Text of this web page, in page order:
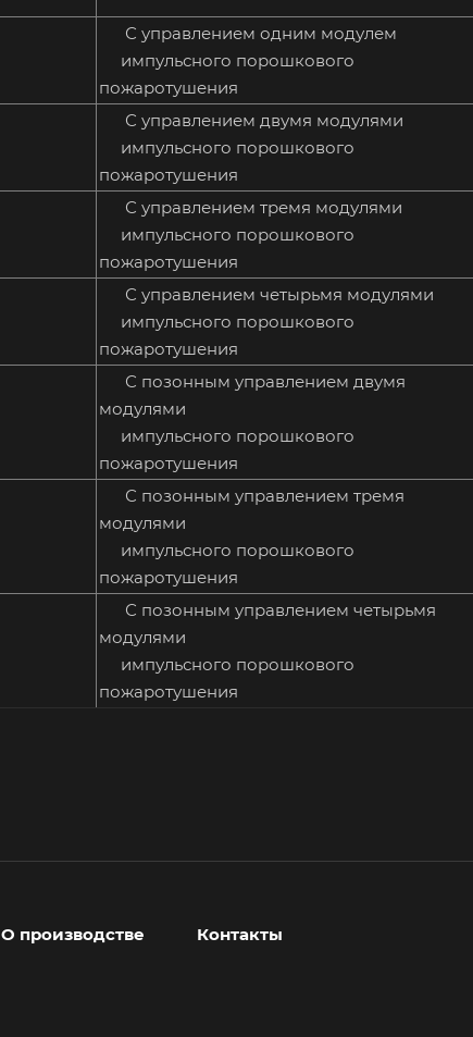
С управлением одним модулем
импульсного порошкового
пожаротушения
С управлением двумя модулями
импульсного порошкового
пожаротушения
С управлением тремя модулями
импульсного порошкового
пожаротушения
С управлением четырьмя модулями
импульсного порошкового
пожаротушения
С позонным управлением двумя
модулями
импульсного порошкового
пожаротушения
С позонным управлением тремя
модулями
импульсного порошкового
пожаротушения
С позонным управлением четырьмя
модулями
импульсного порошкового
пожаротушения
О производстве Контакты